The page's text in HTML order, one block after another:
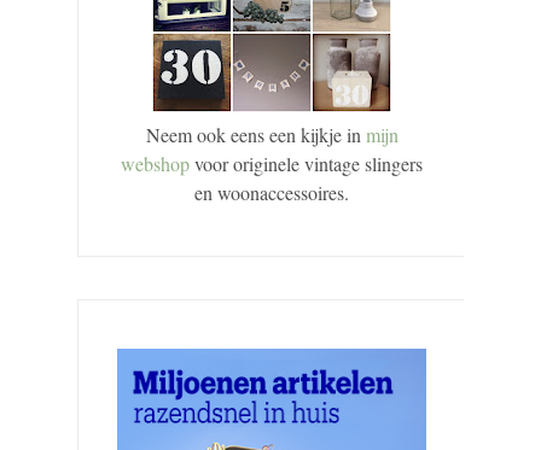
Neem ook eens een kijkje in mijn
webshopvoor originele vintage slingers
en woonaccessoires.